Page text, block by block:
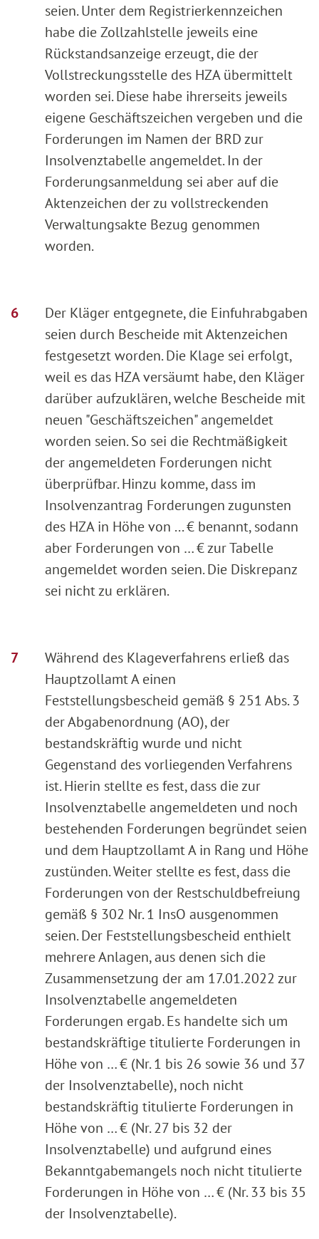
seien. Unter dem Registrierkennzeichen
habe die Zollzahlstelle jeweils eine
Rückstandsanzeige erzeugt, die der
Vollstreckungsstelle des HZA übermittelt
worden sei. Diese habe ihrerseits jeweils
eigene Geschäftszeichen vergeben und die
Forderungen im Namen der BRD zur
Insolvenztabelle angemeldet. In der
Forderungsanmeldung sei aber auf die
Aktenzeichen der zu vollstreckenden
Verwaltungsakte Bezug genommen
worden.
Der Kläger entgegnete, die Einfuhrabgaben
seien durch Bescheide mit Aktenzeichen
festgesetzt worden. Die Klage sei erfolgt,
weil es das HZA versäumt habe, den Kläger
darüber aufzuklären, welche Bescheide mit
neuen "Geschäftszeichen" angemeldet
worden seien. So sei die Rechtmäßigkeit
der angemeldeten Forderungen nicht
überprüfbar. Hinzu komme, dass im
Insolvenzantrag Forderungen zugunsten
des HZA in Höhe von ... € benannt, sodann
aber Forderungen von … € zur Tabelle
angemeldet worden seien. Die Diskrepanz
sei nicht zu erklären.
Während des Klageverfahrens erließ das
Hauptzollamt A einen
Feststellungsbescheid gemäß § 251 Abs. 3
der Abgabenordnung (AO), der
bestandskräftig wurde und nicht
Gegenstand des vorliegenden Verfahrens
ist. Hierin stellte es fest, dass die zur
Insolvenztabelle angemeldeten und noch
bestehenden Forderungen begründet seien
und dem Hauptzollamt A in Rang und Höhe
zustünden. Weiter stellte es fest, dass die
Forderungen von der Restschuldbefreiung
gemäß § 302 Nr. 1 InsO ausgenommen
seien. Der Feststellungsbescheid enthielt
mehrere Anlagen, aus denen sich die
Zusammensetzung der am 17.01.2022 zur
Insolvenztabelle angemeldeten
Forderungen ergab. Es handelte sich um
bestandskräftige titulierte Forderungen in
Höhe von … € (Nr. 1 bis 26 sowie 36 und 37
der Insolvenztabelle), noch nicht
bestandskräftig titulierte Forderungen in
Höhe von … € (Nr. 27 bis 32 der
Insolvenztabelle) und aufgrund eines
Bekanntgabemangels noch nicht titulierte
Forderungen in Höhe von … € (Nr. 33 bis 35
der Insolvenztabelle).